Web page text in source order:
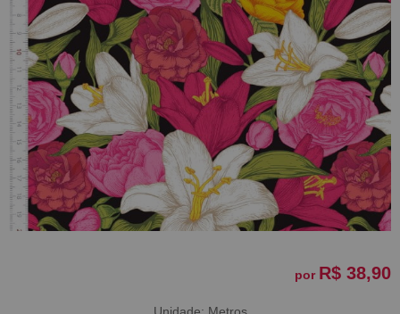
por R$ 38,90
Unidade: Metros